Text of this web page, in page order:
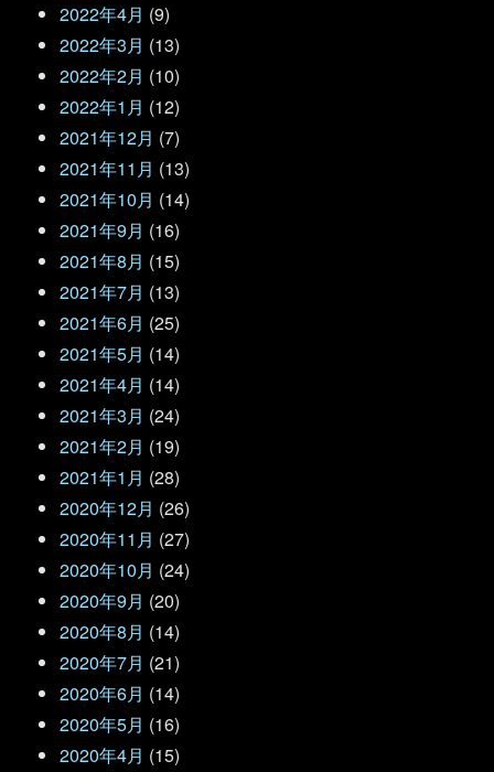
2022年4月 (9)
2022年3月 (13)
2022年2月 (10)
2022年1月 (12)
2021年12月 (7)
2021年11月 (13)
2021年10月 (14)
2021年9月 (16)
2021年8月 (15)
2021年7月 (13)
2021年6月 (25)
2021年5月 (14)
2021年4月 (14)
2021年3月 (24)
2021年2月 (19)
2021年1月 (28)
2020年12月 (26)
2020年11月 (27)
2020年10月 (24)
2020年9月 (20)
2020年8月 (14)
2020年7月 (21)
2020年6月 (14)
2020年5月 (16)
2020年4月 (15)